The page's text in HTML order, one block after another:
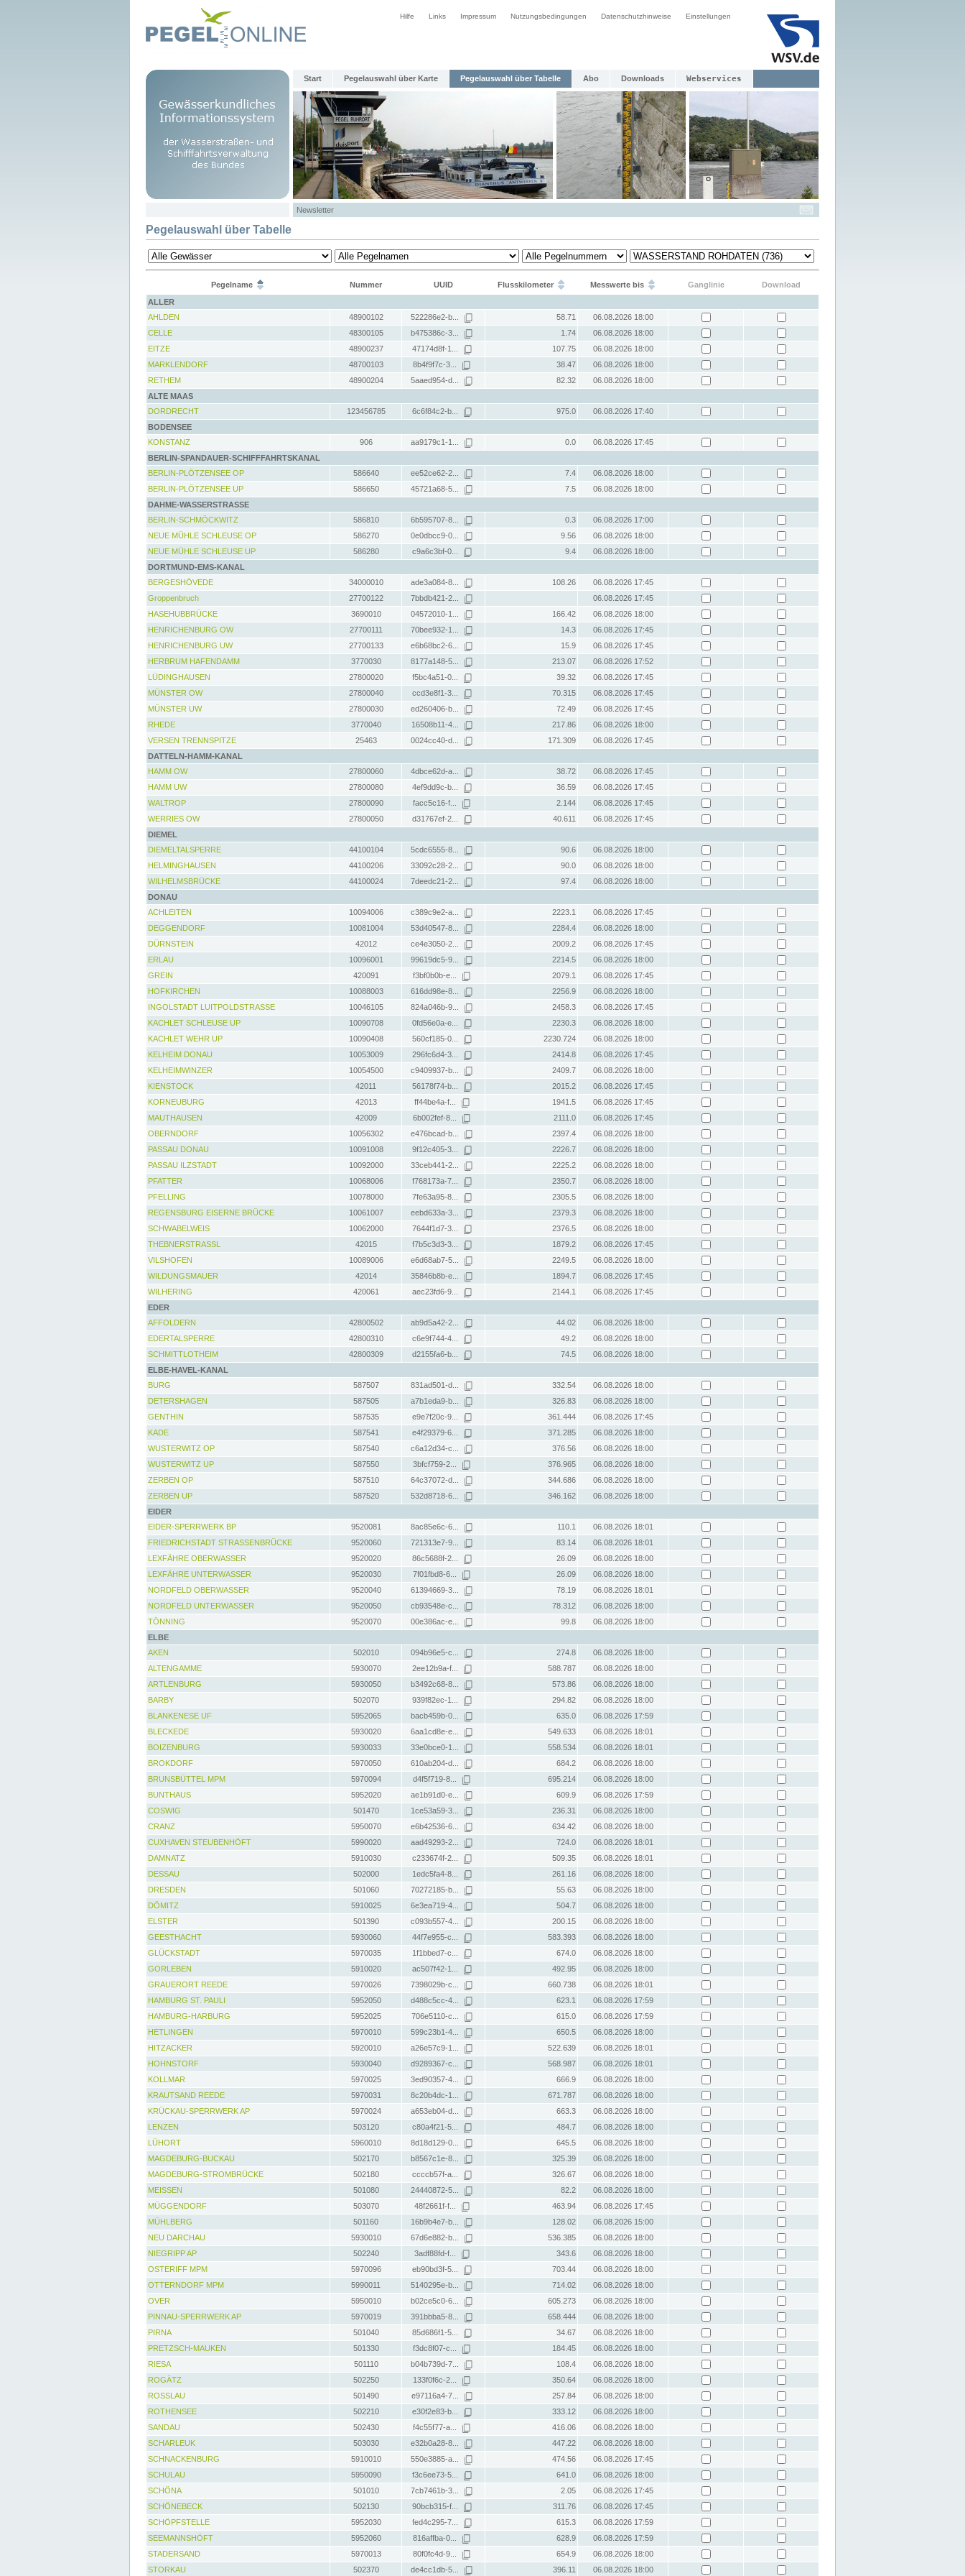
Hilfe Links Impressum Nutzungsbedingungen Datenschutzhinweise Einstellungen
Start Pegelauswahl über Karte Pegelauswahl über Tabelle Abo Downloads Webservices
Newsletter
Pegelauswahl über Tabelle
Pegelname Nummer UUID Flusskilometer Messwerte bis Ganglinie
Download
ALLER
AHLDEN
48900102 522286e2-b... 58.71
06.08.2026 18:00
CELLE
48300105 b475386c-3... 1.74
06.08.2026 18:00
EITZE
48900237 47174d8f-1... 107.75
06.08.2026 18:00
MARKLENDORF
48700103 8b4f9f7c-3... 38.47
06.08.2026 18:00
RETHEM
48900204 5aaed954-d... 82.32
06.08.2026 18:00
ALTE MAAS
DORDRECHT
123456785 6c6f84c2-b... 975.0
06.08.2026 17:40
BODENSEE
KONSTANZ
906 aa9179c1-1... 0.0
06.08.2026 17:45
BERLIN-SPANDAUER-SCHIFFFAHRTSKANAL
BERLIN-PLÖTZENSEE OP
586640 ee52ce62-2... 7.4
06.08.2026 18:00
BERLIN-PLÖTZENSEE UP
586650 45721a68-5... 7.5
06.08.2026 18:00
DAHME-WASSERSTRASSE
BERLIN-SCHMÖCKWITZ
586810 6b595707-8... 0.3
06.08.2026 17:00
NEUE MÜHLE SCHLEUSE OP
586270 0e0dbcc9-0... 9.56
06.08.2026 18:00
NEUE MÜHLE SCHLEUSE UP
586280 c9a6c3bf-0... 9.4
06.08.2026 18:00
DORTMUND-EMS-KANAL
BERGESHÖVEDE
34000010 ade3a084-8... 108.26
06.08.2026 17:45
Groppenbruch
27700122 7bbdb421-2...
06.08.2026 17:45
HASEHUBBRÜCKE
3690010 04572010-1... 166.42
06.08.2026 18:00
HENRICHENBURG OW
27700111 70bee932-1... 14.3
06.08.2026 17:45
HENRICHENBURG UW
27700133 e6b68bc2-6... 15.9
06.08.2026 17:45
HERBRUM HAFENDAMM
3770030 8177a148-5... 213.07
06.08.2026 17:52
LÜDINGHAUSEN
27800020 f5bc4a51-0... 39.32
06.08.2026 17:45
MÜNSTER OW
27800040 ccd3e8f1-3... 70.315
06.08.2026 17:45
MÜNSTER UW
27800030 ed260406-b... 72.49
06.08.2026 17:45
RHEDE
3770040 16508b11-4... 217.86
06.08.2026 18:00
VERSEN TRENNSPITZE
25463 0024cc40-d... 171.309
06.08.2026 17:45
DATTELN-HAMM-KANAL
HAMM OW
27800060 4dbce62d-a... 38.72
06.08.2026 17:45
HAMM UW
27800080 4ef9dd9c-b... 36.59
06.08.2026 17:45
WALTROP
27800090 facc5c16-f... 2.144
06.08.2026 17:45
WERRIES OW
27800050 d31767ef-2... 40.611
06.08.2026 17:45
DIEMEL
DIEMELTALSPERRE
44100104 5cdc6555-8... 90.6
06.08.2026 18:00
HELMINGHAUSEN
44100206 33092c28-2... 90.0
06.08.2026 18:00
WILHELMSBRÜCKE
44100024 7deedc21-2... 97.4
06.08.2026 18:00
DONAU
ACHLEITEN
10094006 c389c9e2-a... 2223.1
06.08.2026 17:45
DEGGENDORF
10081004 53d40547-8... 2284.4
06.08.2026 18:00
DÜRNSTEIN
42012 ce4e3050-2... 2009.2
06.08.2026 17:45
ERLAU
10096001 99619dc5-9... 2214.5
06.08.2026 18:00
GREIN
420091 f3bf0b0b-e... 2079.1
06.08.2026 17:45
HOFKIRCHEN
10088003 616dd98e-8... 2256.9
06.08.2026 18:00
INGOLSTADT LUITPOLDSTRASSE
10046105 824a046b-9... 2458.3
06.08.2026 17:45
KACHLET SCHLEUSE UP
10090708 0fd56e0a-e... 2230.3
06.08.2026 18:00
KACHLET WEHR UP
10090408 560cf185-0... 2230.724
06.08.2026 18:00
KELHEIM DONAU
10053009 296fc6d4-3... 2414.8
06.08.2026 17:45
KELHEIMWINZER
10054500 c9409937-b... 2409.7
06.08.2026 18:00
KIENSTOCK
42011 56178f74-b... 2015.2
06.08.2026 17:45
KORNEUBURG
42013 ff44be4a-f... 1941.5
06.08.2026 17:45
MAUTHAUSEN
42009 6b002fef-8... 2111.0
06.08.2026 17:45
OBERNDORF
10056302 e476bcad-b... 2397.4
06.08.2026 18:00
PASSAU DONAU
10091008 9f12c405-3... 2226.7
06.08.2026 18:00
PASSAU ILZSTADT
10092000 33ceb441-2... 2225.2
06.08.2026 18:00
PFATTER
10068006 f768173a-7... 2350.7
06.08.2026 18:00
PFELLING
10078000 7fe63a95-8... 2305.5
06.08.2026 18:00
REGENSBURG EISERNE BRÜCKE
10061007 eebd633a-3... 2379.3
06.08.2026 18:00
SCHWABELWEIS
10062000 7644f1d7-3... 2376.5
06.08.2026 18:00
THEBNERSTRASSL
42015 f7b5c3d3-3... 1879.2
06.08.2026 17:45
VILSHOFEN
10089006 e6d68ab7-5... 2249.5
06.08.2026 18:00
WILDUNGSMAUER
42014 35846b8b-e... 1894.7
06.08.2026 17:45
WILHERING
420061 aec23fd6-9... 2144.1
06.08.2026 17:45
EDER
AFFOLDERN
42800502 ab9d5a42-2... 44.02
06.08.2026 18:00
EDERTALSPERRE
42800310 c6e9f744-4... 49.2
06.08.2026 18:00
SCHMITTLOTHEIM
42800309 d2155fa6-b... 74.5
06.08.2026 18:00
ELBE-HAVEL-KANAL
BURG
587507 831ad501-d... 332.54
06.08.2026 18:00
DETERSHAGEN
587505 a7b1eda9-b... 326.83
06.08.2026 18:00
GENTHIN
587535 e9e7f20c-9... 361.444
06.08.2026 17:45
KADE
587541 e4f29379-6... 371.285
06.08.2026 18:00
WUSTERWITZ OP
587540 c6a12d34-c... 376.56
06.08.2026 18:00
WUSTERWITZ UP
587550 3bfcf759-2... 376.965
06.08.2026 18:00
ZERBEN OP
587510 64c37072-d... 344.686
06.08.2026 18:00
ZERBEN UP
587520 532d8718-6... 346.162
06.08.2026 18:00
EIDER
EIDER-SPERRWERK BP
9520081 8ac85e6c-6... 110.1
06.08.2026 18:01
FRIEDRICHSTADT STRASSENBRÜCKE
9520060 721313e7-9... 83.14
06.08.2026 18:01
LEXFÄHRE OBERWASSER
9520020 86c5688f-2... 26.09
06.08.2026 18:00
LEXFÄHRE UNTERWASSER
9520030 7f01fbd8-6... 26.09
06.08.2026 18:00
NORDFELD OBERWASSER
9520040 61394669-3... 78.19
06.08.2026 18:01
NORDFELD UNTERWASSER
9520050 cb93548e-c... 78.312
06.08.2026 18:00
TÖNNING
9520070 00e386ac-e... 99.8
06.08.2026 18:00
ELBE
AKEN
502010 094b96e5-c... 274.8
06.08.2026 18:00
ALTENGAMME
5930070 2ee12b9a-f... 588.787
06.08.2026 18:00
ARTLENBURG
5930050 b3492c68-8... 573.86
06.08.2026 18:00
BARBY
502070 939f82ec-1... 294.82
06.08.2026 18:00
BLANKENESE UF
5952065 bacb459b-0... 635.0
06.08.2026 17:59
BLECKEDE
5930020 6aa1cd8e-e... 549.633
06.08.2026 18:01
BOIZENBURG
5930033 33e0bce0-1... 558.534
06.08.2026 18:01
BROKDORF
5970050 610ab204-d... 684.2
06.08.2026 18:00
BRUNSBÜTTEL MPM
5970094 d4f5f719-8... 695.214
06.08.2026 18:00
BUNTHAUS
5952020 ae1b91d0-e... 609.9
06.08.2026 17:59
COSWIG
501470 1ce53a59-3... 236.31
06.08.2026 18:00
CRANZ
5950070 e6b42536-6... 634.42
06.08.2026 18:00
CUXHAVEN STEUBENHÖFT
5990020 aad49293-2... 724.0
06.08.2026 18:01
DAMNATZ
5910030 c233674f-2... 509.35
06.08.2026 18:01
DESSAU
502000 1edc5fa4-8... 261.16
06.08.2026 18:00
DRESDEN
501060 70272185-b... 55.63
06.08.2026 18:00
DÖMITZ
5910025 6e3ea719-4... 504.7
06.08.2026 18:00
ELSTER
501390 c093b557-4... 200.15
06.08.2026 18:00
GEESTHACHT
5930060 44f7e955-c... 583.393
06.08.2026 18:00
GLÜCKSTADT
5970035 1f1bbed7-c... 674.0
06.08.2026 18:00
GORLEBEN
5910020 ac507f42-1... 492.95
06.08.2026 18:00
GRAUERORT REEDE
5970026 7398029b-c... 660.738
06.08.2026 18:01
HAMBURG ST. PAULI
5952050 d488c5cc-4... 623.1
06.08.2026 17:59
HAMBURG-HARBURG
5952025 706e5110-c... 615.0
06.08.2026 17:59
HETLINGEN
5970010 599c23b1-4... 650.5
06.08.2026 18:00
HITZACKER
5920010 a26e57c9-1... 522.639
06.08.2026 18:01
HOHNSTORF
5930040 d9289367-c... 568.987
06.08.2026 18:01
KOLLMAR
5970025 3ed90357-4... 666.9
06.08.2026 18:00
KRAUTSAND REEDE
5970031 8c20b4dc-1... 671.787
06.08.2026 18:00
KRÜCKAU-SPERRWERK AP
5970024 a653eb04-d... 663.3
06.08.2026 18:00
LENZEN
503120 c80a4f21-5... 484.7
06.08.2026 18:00
LÜHORT
5960010 8d18d129-0... 645.5
06.08.2026 18:00
MAGDEBURG-BUCKAU
502170 b8567c1e-8... 325.39
06.08.2026 18:00
MAGDEBURG-STROMBRÜCKE
502180 ccccb57f-a... 326.67
06.08.2026 18:00
MEISSEN
501080 24440872-5... 82.2
06.08.2026 18:00
MÜGGENDORF
503070 48f2661f-f... 463.94
06.08.2026 17:45
MÜHLBERG
501160 16b9b4e7-b... 128.02
06.08.2026 15:00
NEU DARCHAU
5930010 67d6e882-b... 536.385
06.08.2026 18:00
NIEGRIPP AP
502240 3adf88fd-f... 343.6
06.08.2026 18:00
OSTERIFF MPM
5970096 eb90bd3f-5... 703.44
06.08.2026 18:00
OTTERNDORF MPM
5990011 5140295e-b... 714.02
06.08.2026 18:00
OVER
5950010 b02ce5c0-6... 605.273
06.08.2026 18:00
PINNAU-SPERRWERK AP
5970019 391bbba5-8... 658.444
06.08.2026 18:00
PIRNA
501040 85d686f1-5... 34.67
06.08.2026 18:00
PRETZSCH-MAUKEN
501330 f3dc8f07-c... 184.45
06.08.2026 18:00
RIESA
501110 b04b739d-7... 108.4
06.08.2026 18:00
ROGÄTZ
502250 133f0f6c-2... 350.64
06.08.2026 18:00
ROSSLAU
501490 e97116a4-7... 257.84
06.08.2026 18:00
ROTHENSEE
502210 e30f2e83-b... 333.12
06.08.2026 18:00
SANDAU
502430 f4c55f77-a... 416.06
06.08.2026 18:00
SCHARLEUK
503030 e32b0a28-8... 447.22
06.08.2026 18:00
SCHNACKENBURG
5910010 550e3885-a... 474.56
06.08.2026 17:45
SCHULAU
5950090 f3c6ee73-5... 641.0
06.08.2026 18:00
SCHÖNA
501010 7cb7461b-3... 2.05
06.08.2026 17:45
SCHÖNEBECK
502130 90bcb315-f... 311.76
06.08.2026 17:45
SCHÖPFSTELLE
5952030 fed4c295-7... 615.3
06.08.2026 17:59
SEEMANNSHÖFT
5952060 816affba-0... 628.9
06.08.2026 17:59
STADERSAND
5970013 80f0fc4d-9... 654.9
06.08.2026 18:00
STORKAU
502370 de4cc1db-5... 396.11 06.08.2026 18:00